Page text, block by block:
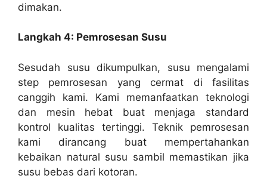
dimakan.
Langkah 4: Pemrosesan Susu
Sesudah susu dikumpulkan, susu mengalami
step pemrosesan yang cermat di fasilitas
canggih kami. Kami memanfaatkan teknologi
dan mesin hebat buat menjaga standard
kontrol kualitas tertinggi. Teknik pemrosesan
kami dirancang buat mempertahankan
kebaikan natural susu sambil memastikan jika
susu bebas dari kotoran.